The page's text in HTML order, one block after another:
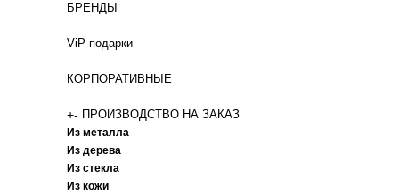
БРЕНДЫ
ViP-подарки
КОРПОРАТИВНЫЕ
+- ПРОИЗВОДСТВО НА ЗАКАЗ
Из металла
Из дерева
Из стекла
Из кожи